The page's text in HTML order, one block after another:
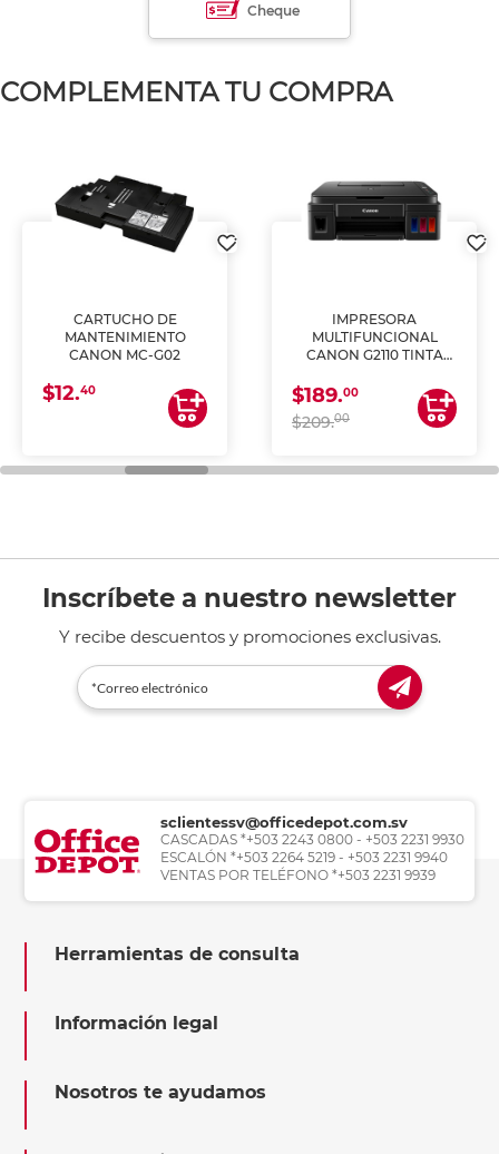
Cheque
COMPLEMENTA TU COMPRA
CARTUCHO DE
MANTENIMIENTO
CANON MC-G02
$12.40
IMPRESORA
MULTIFUNCIONAL
CANON G2110 TINTA
$189.00
$209.00
Inscríbete a nuestro newsletter
Y recibe descuentos y promociones exclusivas.
sclientessv@officedepot.com.sv
CASCADAS *+503 2243 0800 - +503 2231 9930
ESCALÓN *+503 2264 5219 - +503 2231 9940
VENTAS POR TELÉFONO *+503 2231 9939
Herramientas de consulta
Información legal
Nosotros te ayudamos